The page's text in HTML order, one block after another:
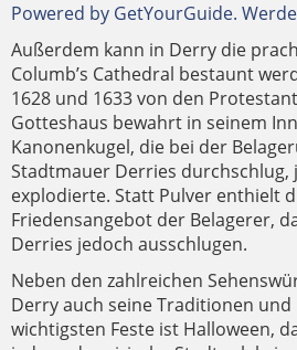
Powered by GetYourGuide.
Außerdem kann in Derry die
Columb’s Cathedral bestaunt
1628 und 1633 von den
Gotteshaus bewahrt in seinem
Kanonenkugel, die bei der
Stadtmauer Derries durchschlug,
explodierte. Statt Pulver enthielt
Friedensangebot der Belagerer,
Derries jedoch ausschlugen.
Neben den zahlreichen
Derry auch seine Traditionen und
wichtigsten Feste ist Halloween,